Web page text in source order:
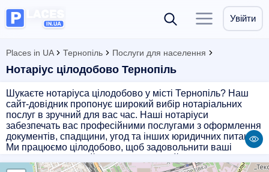
Увійти
Places in UA Тернопіль Послуги для населення
Нотаріус цілодобово Тернопіль
Шукаєте нотаріуса цілодобово у місті Тернопіль? Наш
сайт-довідник пропонує широкий вибір нотаріальних
послуг в зручний для вас час. Наші нотаріуси
забезпечать вас професійними послугами з оформлення
документів, спадщини, угод та інших юридичних питань.
Ми працюємо цілодобово, щоб задовольнити ваші
якісної та оперативної нотаріальної допомоги у